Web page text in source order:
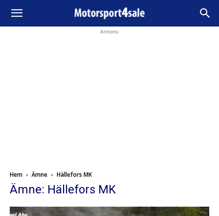
Annons:
Hem Ämne Hällefors MK
Ämne: Hällefors MK